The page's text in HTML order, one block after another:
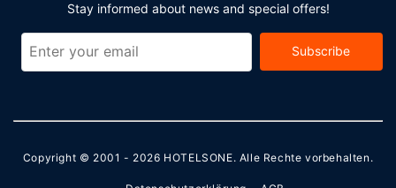
Stay informed about news and special offers!
Subscribe
Copyright © 2001 - 2026 HOTELSONE. Alle Rechte vorbehalten.